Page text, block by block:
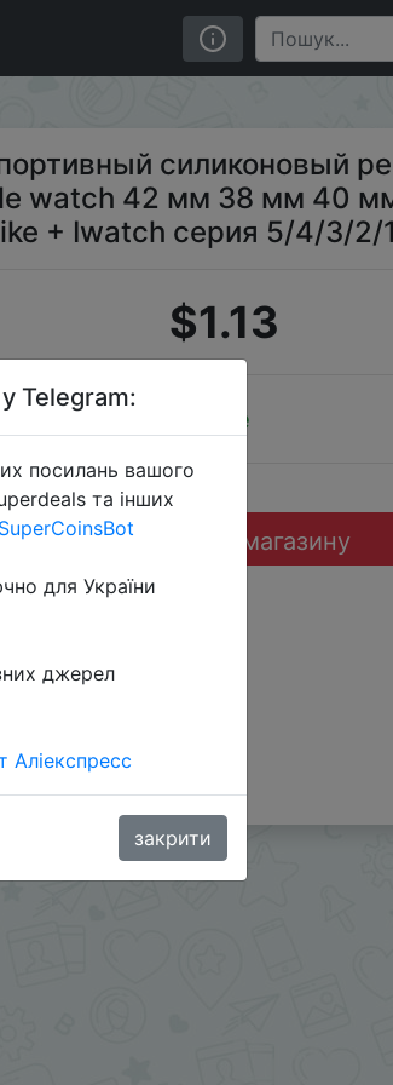
42 мм 38 мм 40 мм 44 мм браслет
силиконовый
watch 42 мм 38 мм 40
+ Iwatch серия 5/4/3/2/1
$1.13
Sale
Перейти до магазину
Telegram:
посилань вашого
та інших
для України
джерел
Аліекспресс
закрити